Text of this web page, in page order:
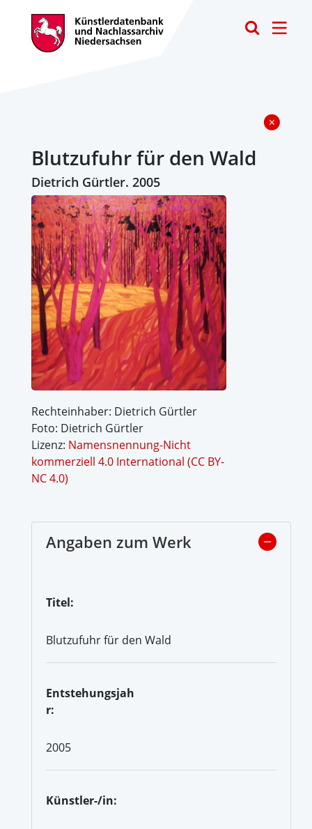
Blutzufuhr für den Wald
Dietrich Gürtler. 2005
Rechteinhaber: Dietrich Gürtler
Foto: Dietrich Gürtler
Lizenz: Namensnennung-Nicht
kommerziell 4.0 International (CC BY-
NC 4.0)
Angaben zum Werk
Titel:
Blutzufuhr für den Wald
Entstehungsjah
r:
2005
Künstler-/in: